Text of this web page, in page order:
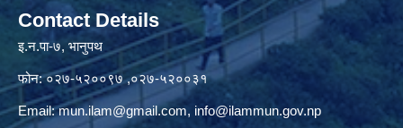
Contact Details
इ.न.पा-७, भानुपथ
फोन: ०२७-५२००९७ ,०२७-५२००३१
Email:mun.ilam@gmail.com, info@ilammun.gov.np